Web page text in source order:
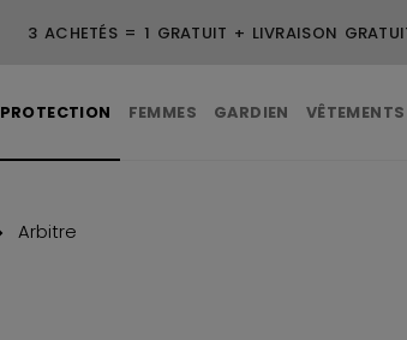
LIVRAISON GRATUITE POUR LES
PROTECTION FEMMES GARDIEN VÊTEMENTS
Arbitre